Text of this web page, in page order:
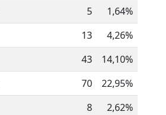
5
1,64%
13
4,26%
43
14,10%
70
22,95%
8
2,62%